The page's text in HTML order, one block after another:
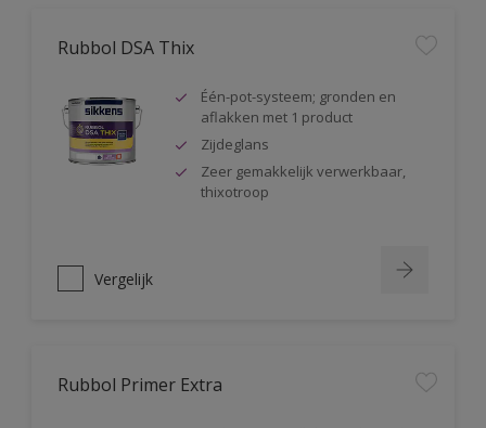
Rubbol DSA Thix
Één-pot-systeem; gronden en
aflakken met 1 product
Zijdeglans
Zeer gemakkelijk verwerkbaar,
thixotroop
Vergelijk
Rubbol Primer Extra